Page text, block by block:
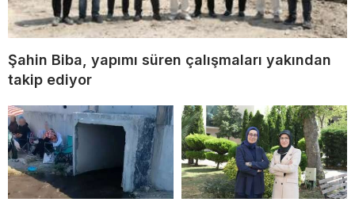
Şahin Biba, yapımı süren çalışmaları yakından
takip ediyor